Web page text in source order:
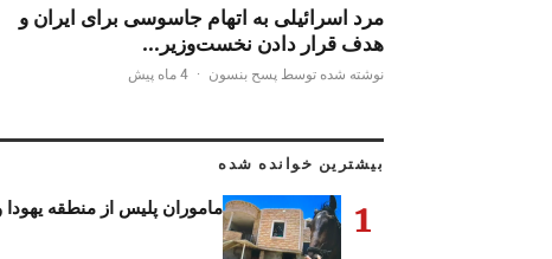
مرد اسرائیلی به اتهام جاسوسی برای ایران و
هدف قرار دادن نخست‌وزیر…
نوشته شده توسط پسح بنسون · 4 ماه پیش
بیشترین خوانده شده
1 ماموران پلیس از منطقه